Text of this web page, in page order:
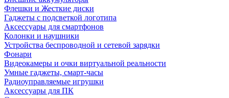
Флешки и Жесткие диски
Гаджеты с подсветкой логотипа
Аксессуары для смартфонов
Колонки и наушники
Устройства беспроводной и сетевой зарядки
Фонари
Видеокамеры и очки виртуальной реальности
Умные гаджеты, смарт-часы
Радиоуправляемые игрушки
Аксессуары для ПК